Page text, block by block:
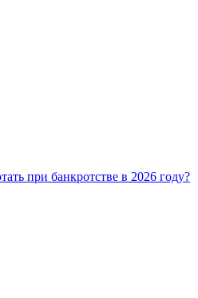
при банкротстве в 2026 году?